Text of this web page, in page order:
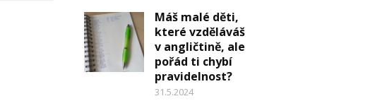
Máš malé děti,
které vzděláváš
v angličtině, ale
pořád ti chybí
pravidelnost?
31.5.2024